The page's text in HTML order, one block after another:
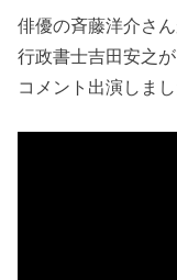
俳優の斉藤洋介さ
行政書士吉田安之
コメント出演しまし